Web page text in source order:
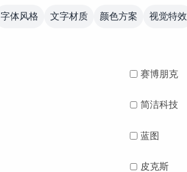
字体风格 文字材质 颜色方案 视觉特效
赛博朋克
简洁科技
蓝图
皮克斯